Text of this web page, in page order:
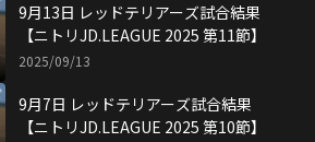
9月13日 レッドテリアーズ試合結果
【ニトリJD.LEAGUE 2025 第11節】
2025/09/13
9月7日 レッドテリアーズ試合結果
【ニトリJD.LEAGUE 2025 第10節】